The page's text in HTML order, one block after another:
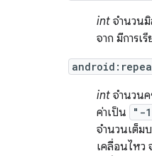
int จำนวน
จาก มีการเรี
int จำนวน
ค่าเป็น
"-
จำนวนเต็ม
เคลื่อนไหว